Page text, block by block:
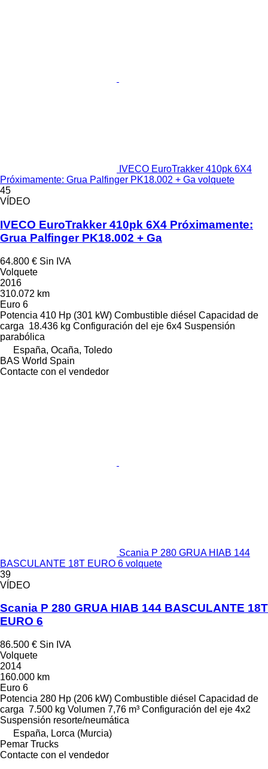
IVECO EuroTrakker 410pk 6X4
Próximamente: Grua Palfinger PK18.002 + Ga volquete
45
VÍDEO
IVECO EuroTrakker 410pk 6X4 Próximamente:
Grua Palfinger PK18.002 + Ga
64.800 € Sin IVA
Volquete
2016
310.072 km
Euro 6
Potencia 410 Hp (301 kW) Combustible diésel Capacidad de
carga 18.436 kg Configuración del eje 6x4 Suspensión
parabólica
España, Ocaña, Toledo
BAS World Spain
Contacte con el vendedor
Scania P 280 GRUA HIAB 144
BASCULANTE 18T EURO 6 volquete
39
VÍDEO
Scania P 280 GRUA HIAB 144 BASCULANTE 18T
EURO 6
86.500 € Sin IVA
Volquete
2014
160.000 km
Euro 6
Potencia 280 Hp (206 kW) Combustible diésel Capacidad de
carga 7.500 kg Volumen 7,76 m³ Configuración del eje 4x2
Suspensión resorte/neumática
España, Lorca (Murcia)
Pemar Trucks
Contacte con el vendedor